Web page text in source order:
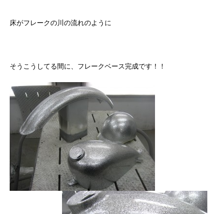
床がフレークの川の流れのように
そうこうしてる間に、フレークベース完成です！！